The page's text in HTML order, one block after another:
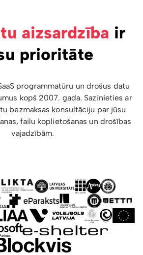
aizsardzība ir
prioritāte
programmatūru un drošus datu
kopš 2007. gada. Sazinieties ar
bezmaksas konsultāciju par jūsu
failu koplietošanas un drošības
vajadzībām.